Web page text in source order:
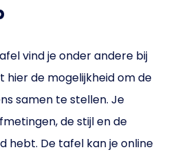
vind je onder andere bij
hier de mogelijkheid om de
samen te stellen. Je
de stijl en de
hebt. De tafel kan je online